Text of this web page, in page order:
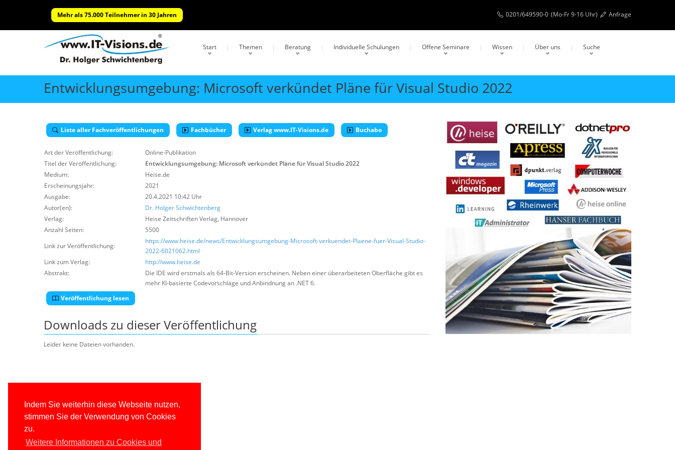
Indem Sie weiterhin diese Webseite nutzen,
stimmen Sie der Verwendung von Cookies
zu.
Weitere Informationen zu Cookies und
Mehr als 75.000 Teilnehmer in 30 Jahren 0201/649590-0 (Mo-Fr 9-16 Uhr) Anfrage
Start Themen Beratung Individuelle Schulungen Offene Seminare Wissen Über uns Suche
Entwicklungsumgebung: Microsoft verkündet Pläne für Visual Studio 2022
Liste aller Fachveröffentlichungen Fachbücher Verlag www.IT-Visions.de Buchabo
Art der Veröffentlichung:
Online-Publikation
Titel der Veröffentlichung:
Entwicklungsumgebung: Microsoft verkündet Pläne für Visual Studio 2022
Medium:
Heise.de
Erscheinungsjahr:
2021
Ausgabe:
20.4.2021 10:42 Uhr
Autor(en):
Dr. Holger Schwichtenberg
Verlag:
Heise Zeitschriften Verlag, Hannover
Anzahl Seiten:
5500
Link zur Veröffentlichung:
https://www.heise.de/news/Entwicklungsumgebung-Microsoft-verkuendet-Plaene-fuer-Visual-Studio-
2022-6021062.html
Link zum Verlag:
http://www.heise.de
Abstrakt:
Die IDE wird erstmals als 64-Bit-Version erscheinen. Neben einer überarbeiteten Oberfläche gibt es
mehr KI-basierte Codevorschläge und Anbindnung an .NET 6.
Veröffentlichung lesen
Downloads zu dieser Veröffentlichung
Leider keine Dateien vorhanden.